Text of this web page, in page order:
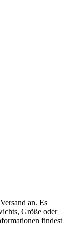
an. Es
Größe oder
findest